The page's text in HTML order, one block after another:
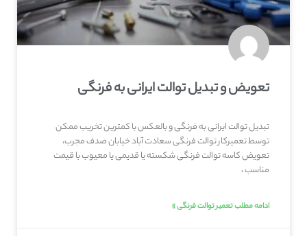
تعویض و تبدیل توالت ایرانی به فرنگی
تبدیل توالت ایرانی به فرنگی و بالعکس با کمترین تخریب ممکن
توسط تعمیرکار توالت فرنگی سعادت آباد خیابان صدف مجرب،
تعویض کاسه توالت فرنگی شکسته یا قدیمی یا معیوب با قیمت
مناسب ،
ادامه مطلب تعمیر توالت فرنگی »